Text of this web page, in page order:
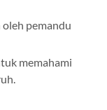
pemandu
memahami